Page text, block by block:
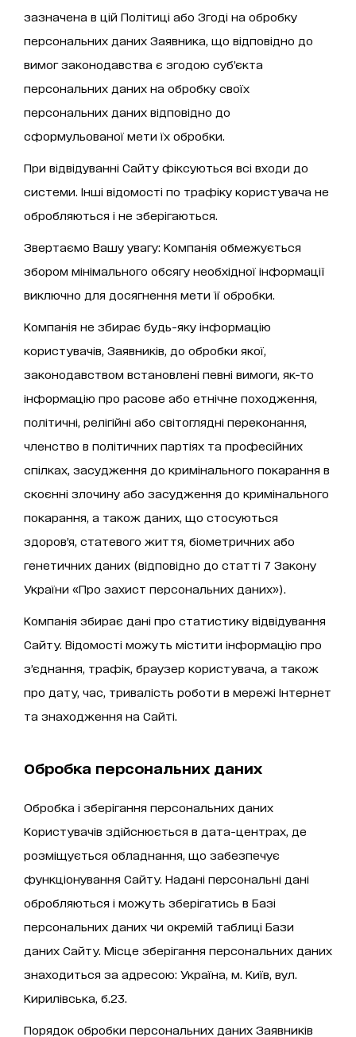
зазначена в цій Політиці або Згоді на обробку
персональних даних Заявника, що відповідно до
вимог законодавства є згодою суб’єкта
персональних даних на обробку своїх
персональних даних відповідно до
сформульованої мети їх обробки.
При відвідуванні Сайту фіксуються всі входи до
системи. Інші відомості по трафіку користувача не
обробляються і не зберігаються.
Звертаємо Вашу увагу: Компанія обмежується
збором мінімального обсягу необхідної інформації
виключно для досягнення мети її обробки.
Компанія не збирає будь-яку інформацію
користувачів, Заявників, до обробки якої,
законодавством встановлені певні вимоги, як-то
інформацію про расове або етнічне походження,
політичні, релігійні або світоглядні переконання,
членство в політичних партіях та професійних
спілках, засудження до кримінального покарання в
скоєнні злочину або засудження до кримінального
покарання, а також даних, що стосуються
здоров’я, статевого життя, біометричних або
генетичних даних (відповідно до статті 7 Закону
України «Про захист персональних даних»).
Компанія збирає дані про статистику відвідування
Сайту. Відомості можуть містити інформацію про
з’єднання, трафік, браузер користувача, а також
про дату, час, тривалість роботи в мережі Інтернет
та знаходження на Сайті.
Обробка персональних даних
Обробка і зберігання персональних даних
Користувачів здійснюється в дата-центрах, де
розміщується обладнання, що забезпечує
функціонування Сайту. Надані персональні дані
обробляються і можуть зберігатись в Базі
персональних даних чи окремій таблиці Бази
даних Сайту. Місце зберігання персональних даних
знаходиться за адресою: Україна, м. Київ, вул.
Кирилівська, б.23.
Порядок обробки персональних даних Заявників